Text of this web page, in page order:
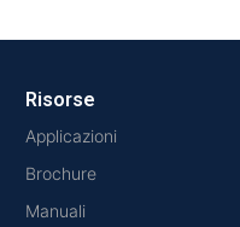
Risorse
Applicazioni
Brochure
Manuali